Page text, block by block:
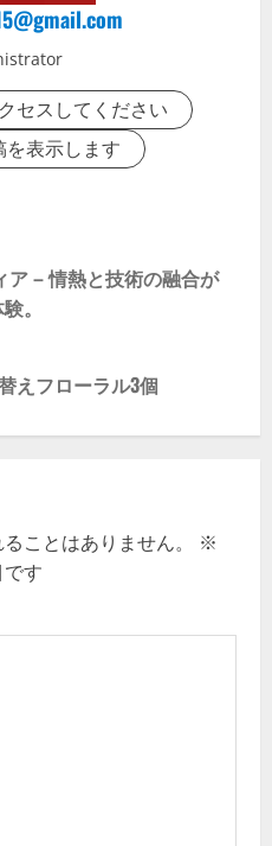
セスしてください
表示します
ア – 情熱と技術の融合が
。
えフローラル3個
ことはありません。
※
す